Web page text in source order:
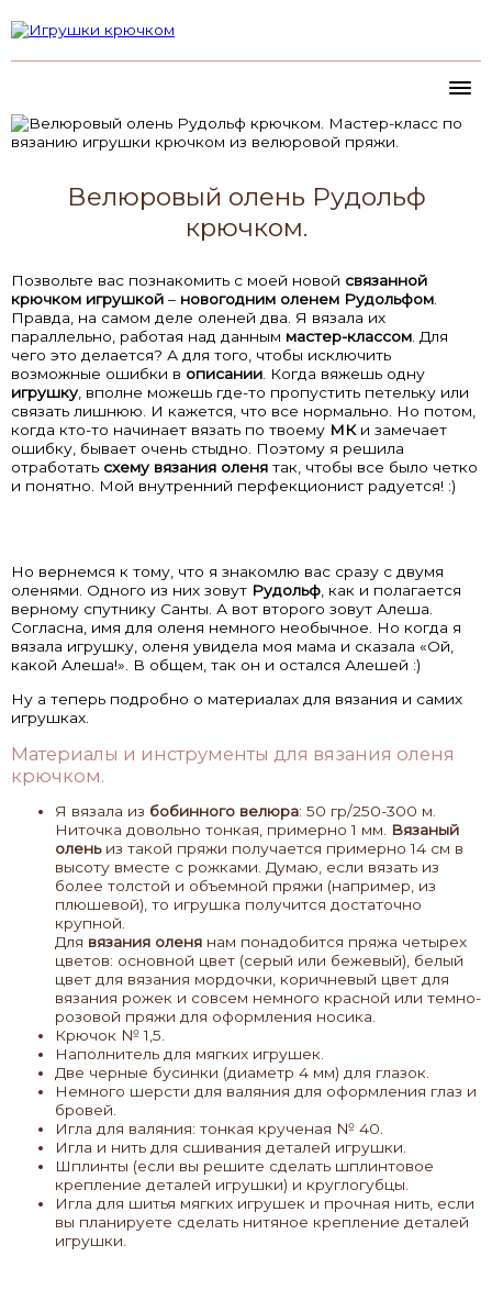
Велюровый олень Рудольф
крючком.
Позвольте вас познакомить с моей новой связанной
крючком игрушкой – новогодним оленем Рудольфом
Правда, на самом деле оленей два. Я вязала их
параллельно, работая над данным мастер-классом . Для
чего это делается? А для того, чтобы исключить
возможные ошибки в описании . Когда вяжешь одну
игрушку , вполне можешь где-то пропустить петельку или
связать лишнюю. И кажется, что все нормально. Но потом,
когда кто-то начинает вязать по твоему МКи замечает
ошибку, бывает очень стыдно. Поэтому я решила
отработать схему вязания оленя так, чтобы все было четко
и понятно. Мой внутренний перфекционист радуется! :)
Но вернемся к тому, что я знакомлю вас сразу с двумя
оленями. Одного из них зовут Рудольф, как и полагается
верному спутнику Санты. А вот второго зовут Алеша.
Согласна, имя для оленя немного необычное. Но когда я
вязала игрушку, оленя увидела моя мама и сказала «Ой,
какой Алеша!». В общем, так он и остался Алешей :)
Ну а теперь подробно о материалах для вязания и самих
игрушках.
Материалы и инструменты для вязания оленя
крючком.
Я вязала из бобинного велюра: 50 гр/250-300 м.
Ниточка довольно тонкая, примерно 1 мм.
Вязаный
оленьиз такой пряжи получается примерно 14 см в
высоту вместе с рожками. Думаю, если вязать из
более толстой и объемной пряжи (например, из
плюшевой), то игрушка получится достаточно
крупной.
Для вязания оленя нам понадобится пряжа четырех
цветов: основной цвет (серый или бежевый), белый
цвет для вязания мордочки, коричневый цвет для
вязания рожек и совсем немного красной или темно-
розовой пряжи для оформления носика.
Крючок № 1,5.
Наполнитель для мягких игрушек.
Две черные бусинки (диаметр 4 мм) для глазок.
Немного шерсти для валяния для оформления глаз и
бровей.
Игла для валяния: тонкая крученая № 40.
Игла и нить для сшивания деталей игрушки.
Шплинты (если вы решите сделать шплинтовое
крепление деталей игрушки) и круглогубцы.
Игла для шитья мягких игрушек и прочная нить, если
вы планируете сделать нитяное крепление деталей
игрушки.